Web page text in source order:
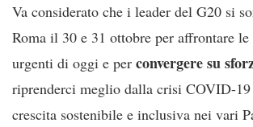
Va considerato che i leader del G20 si
Roma il 30 e 31 ottobre per affrontare
urgenti di oggi e per convergere su
riprenderci meglio dalla crisi COVID-19
crescita sostenibile e inclusiva nei vari